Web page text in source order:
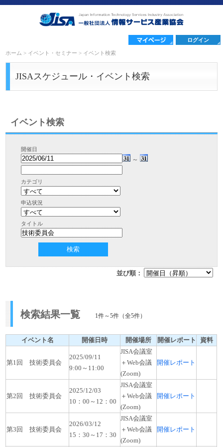
ログイン
ホーム > イベント・セミナー > イベント検索
JISAスケジュール・イベント検索
イベント検索
開催日
～
カテゴリ
申込状況
タイトル
検索
並び順：
検索結果一覧 1件～5件（全5件）
イベント名 開催日時 開催場所 開催レポート 資料
第1回 技術委員会
2025/09/11
9:00～11:00
JISA会議室
＋Web会議
(Zoom)
開催レポート
第2回 技術委員会
2025/12/03
10：00～12：00
JISA会議室
＋Web会議
(Zoom)
開催レポート
第3回 技術委員会
2026/03/12
15：30～17：30
JISA会議室
＋Web会議
(Zoom)
開催レポート